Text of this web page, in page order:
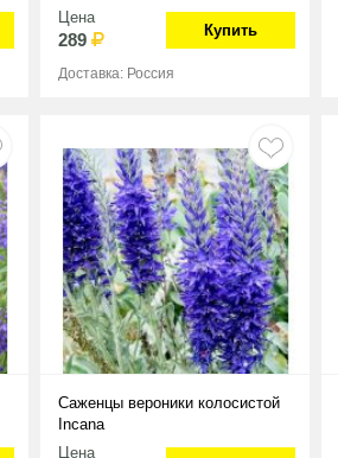
Цена
289 Купить
Доставка: Россия
Саженцы вероники колосистой
Incana
Цена